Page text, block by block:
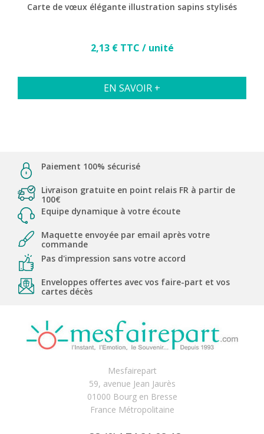
Carte de vœux élégante illustration sapins stylisés
Prix
2,13 € TTC / unité
EN SAVOIR +
Paiement 100% sécurisé
Livraison gratuite en point relais FR à partir de
100€
Equipe dynamique à votre écoute
Maquette envoyée par email après votre
commande
Pas d'impression sans votre accord
Enveloppes offertes avec vos faire-part et vos
cartes décès
Mesfairepart
59, avenue Jean Jaurès
01000 Bourg en Bresse
France Métropolitaine